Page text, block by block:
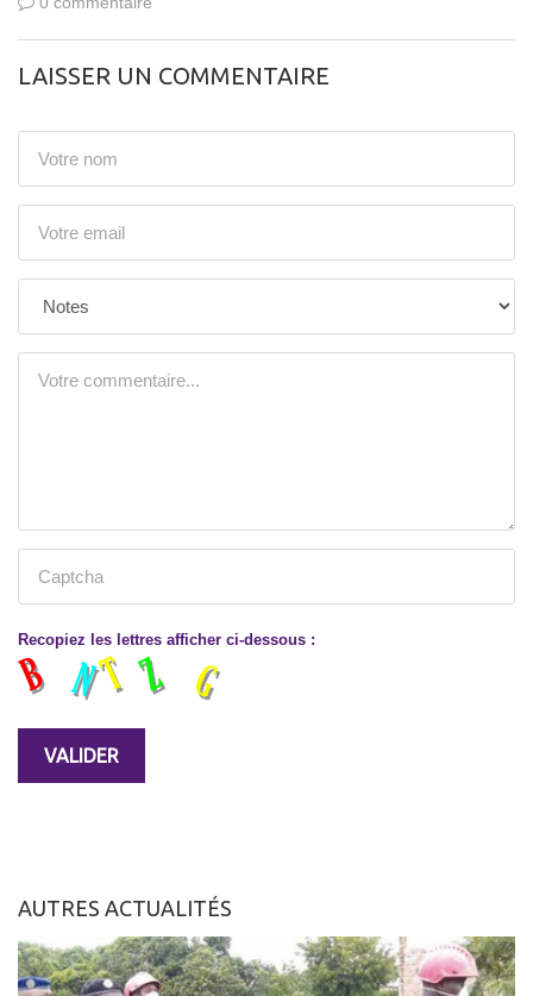
LAISSER UN COMMENTAIRE
Recopiez les lettres afficher ci-dessous :
AUTRES ACTUALITÉS